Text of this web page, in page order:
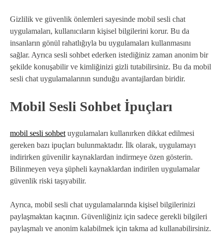
Gizlilik ve güvenlik önlemleri sayesinde mobil sesli chat
uygulamaları, kullanıcıların kişisel bilgilerini korur. Bu da
insanların gönül rahatlığıyla bu uygulamaları kullanmasını
sağlar. Ayrıca sesli sohbet ederken istediğiniz zaman anonim bir
şekilde konuşabilir ve kimliğinizi gizli tutabilirsiniz. Bu da mobil
sesli chat uygulamalarının sunduğu avantajlardan biridir.
Mobil Sesli Sohbet İpuçları
mobil sesli sohbet uygulamaları kullanırken dikkat edilmesi
gereken bazı ipuçları bulunmaktadır. İlk olarak, uygulamayı
indirirken güvenilir kaynaklardan indirmeye özen gösterin.
Bilinmeyen veya şüpheli kaynaklardan indirilen uygulamalar
güvenlik riski taşıyabilir.
Ayrıca, mobil sesli chat uygulamalarında kişisel bilgilerinizi
paylaşmaktan kaçının. Güvenliğiniz için sadece gerekli bilgileri
paylaşmalı ve anonim kalabilmek için takma ad kullanabilirsiniz.